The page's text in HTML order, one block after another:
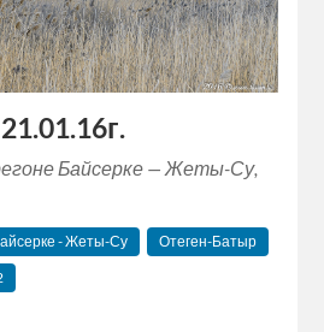
Байсерке — Жеты-Су,
- Жеты-Су
Отеген-Батыр